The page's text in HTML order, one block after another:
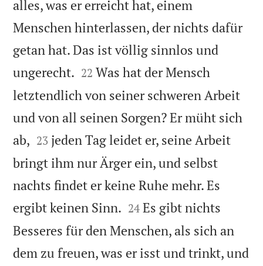
alles, was er erreicht hat, einem
Menschen hinterlassen, der nichts dafür
getan hat. Das ist völlig sinnlos und
ungerecht. 

22 Was hat der Mensch
letztendlich von seiner schweren Arbeit
und von all seinen Sorgen? Er müht sich
ab, 

23 jeden Tag leidet er, seine Arbeit
bringt ihm nur Ärger ein, und selbst
nachts findet er keine Ruhe mehr. Es
ergibt keinen Sinn. 

24 Es gibt nichts
Besseres für den Menschen, als sich an
dem zu freuen, was er isst und trinkt, und